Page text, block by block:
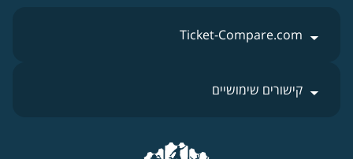
Ticket-Compare.com
קישורים שימושיים